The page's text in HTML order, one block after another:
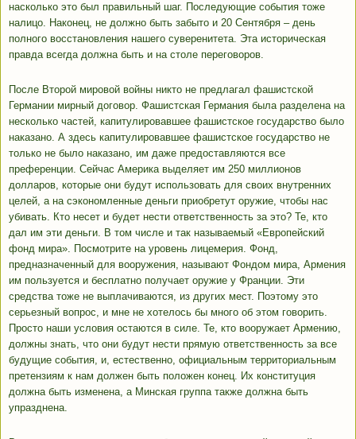
насколько это был правильный шаг. Последующие события тоже
налицо. Наконец, не должно быть забыто и 20 Сентября – день
полного восстановления нашего суверенитета. Эта историческая
правда всегда должна быть и на столе переговоров.
После Второй мировой войны никто не предлагал фашистской
Германии мирный договор. Фашистская Германия была разделена на
несколько частей, капитулировавшее фашистское государство было
наказано. А здесь капитулировавшее фашистское государство не
только не было наказано, им даже предоставляются все
преференции. Сейчас Америка выделяет им 250 миллионов
долларов, которые они будут использовать для своих внутренних
целей, а на сэкономленные деньги приобретут оружие, чтобы нас
убивать. Кто несет и будет нести ответственность за это? Те, кто
дал им эти деньги. В том числе и так называемый «Европейский
фонд мира». Посмотрите на уровень лицемерия. Фонд,
предназначенный для вооружения, называют Фондом мира, Армения
им пользуется и бесплатно получает оружие у Франции. Эти
средства тоже не выплачиваются, из других мест. Поэтому это
серьезный вопрос, и мне не хотелось бы много об этом говорить.
Просто наши условия остаются в силе. Те, кто вооружает Армению,
должны знать, что они будут нести прямую ответственность за все
будущие события, и, естественно, официальным территориальным
претензиям к нам должен быть положен конец. Их конституция
должна быть изменена, а Минская группа также должна быть
упразднена.